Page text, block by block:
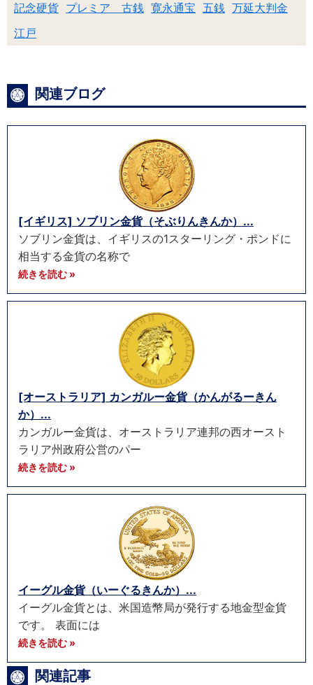
記念硬貨 プレミア 古銭 寛永通宝 五銭 万延大判金
江戸
関連ブログ
[イギリス] ソブリン金貨（そぶりんきんか）...
ソブリン金貨は、イギリスの1スターリング・ポンドに
相当する金貨の名称で
続きを読む »
[オーストラリア] カンガルー金貨（かんがるーきん
か）...
カンガルー金貨は、オーストラリア連邦の西オースト
ラリア州政府公営のパー
続きを読む »
イーグル金貨（いーぐるきんか）...
イーグル金貨とは、米国造幣局が発行する地金型金貨
です。 表面には
続きを読む »
関連記事